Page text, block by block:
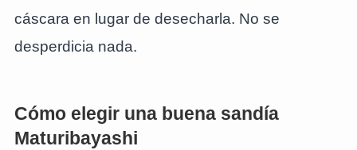
cáscara en lugar de desecharla. No se
desperdicia nada.
Cómo elegir una buena sandía
Maturibayashi